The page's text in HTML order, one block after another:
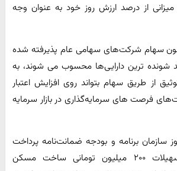
از درصد ارزش روز خود به عنوان وجه
سهام شرکت‌های سهامی عام پذیرفته شده
شونده ترین دارایی‌ها محسوب می شوند، به
از طریق سهام بتواند روی افزایش اعتبار
فرصت های سرمایه‌گذاری در بازار سرمایه
سازمان برنامه و بودجه ضمانت‌نامه پرداخت
مابه‌التفاوت سود تسهیلات ۲۰۰ میلیون تومانی ساخت مسکن